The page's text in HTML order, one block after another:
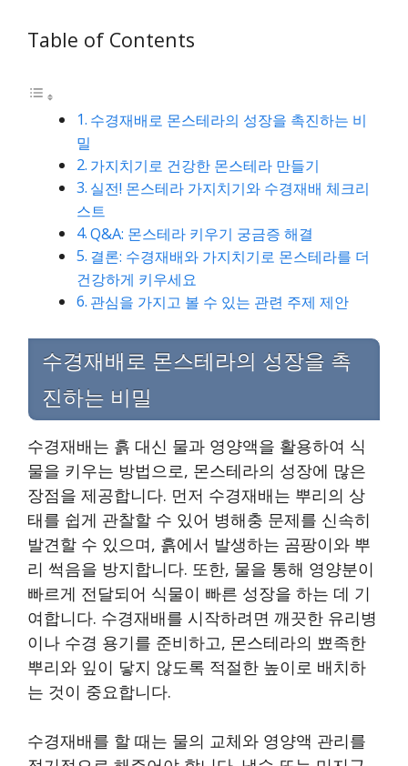
Table of Contents
수경재배로 몬스테라의 성장을 촉진하는 비
밀
가지치기로 건강한 몬스테라 만들기
실전! 몬스테라 가지치기와 수경재배 체크리
스트
Q&A: 몬스테라 키우기 궁금증 해결
결론: 수경재배와 가지치기로 몬스테라를 더
건강하게 키우세요
관심을 가지고 볼 수 있는 관련 주제 제안
수경재배로 몬스테라의 성장을 촉
진하는 비밀
수경재배는 흙 대신 물과 영양액을 활용하여 식
물을 키우는 방법으로, 몬스테라의 성장에 많은
장점을 제공합니다. 먼저 수경재배는 뿌리의 상
태를 쉽게 관찰할 수 있어 병해충 문제를 신속히
발견할 수 있으며, 흙에서 발생하는 곰팡이와 뿌
리 썩음을 방지합니다. 또한, 물을 통해 영양분이
빠르게 전달되어 식물이 빠른 성장을 하는 데 기
여합니다. 수경재배를 시작하려면 깨끗한 유리병
이나 수경 용기를 준비하고, 몬스테라의 뾰족한
뿌리와 잎이 닿지 않도록 적절한 높이로 배치하
는 것이 중요합니다.
수경재배를 할 때는 물의 교체와 영양액 관리를